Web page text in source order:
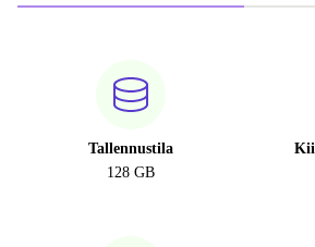
Tallennustila
128 GB